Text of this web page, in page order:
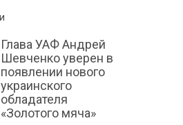
Глава УАФ Андрей
Шевченко уверен в
появлении нового
украинского
обладателя
«Золотого мяча»